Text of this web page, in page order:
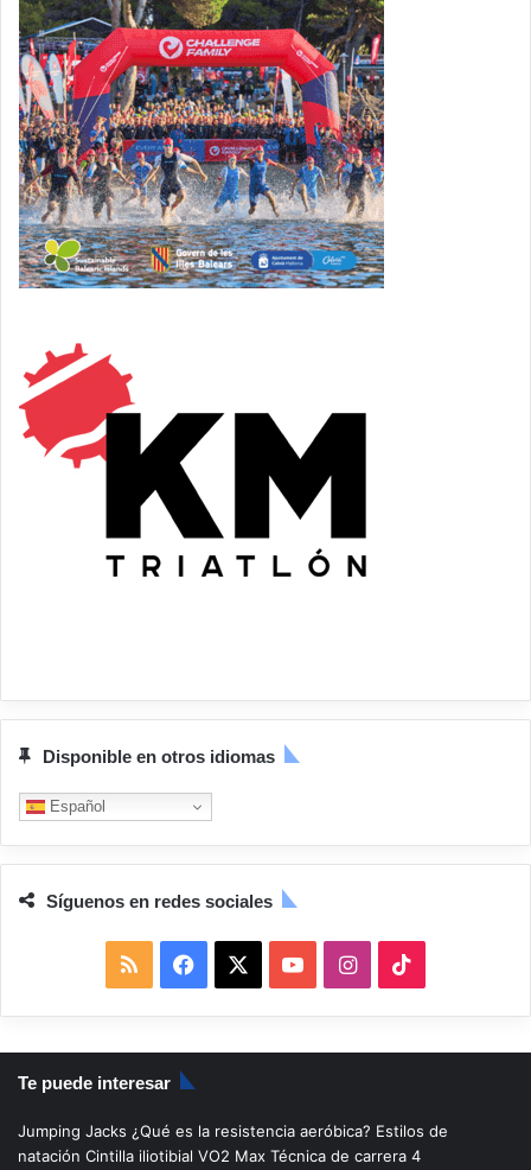
Disponible en otros idiomas
Español
Síguenos en redes sociales
S
S
a
c
b
o
u
u
I
n
s
a
i
k
o
Te puede interesar
Jumping Jacks ¿Qué es la resistencia aeróbica? Estilos de
natación Cintilla iliotibial VO2 Max Técnica de carrera 4